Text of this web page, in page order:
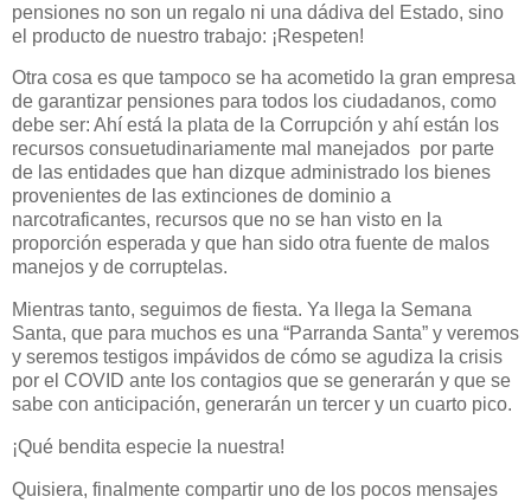
pensiones no son un regalo ni una dádiva del Estado, sino
el producto de nuestro trabajo: ¡Respeten!
Otra cosa es que tampoco se ha acometido la gran empresa
de garantizar pensiones para todos los ciudadanos, como
debe ser: Ahí está la plata de la Corrupción y ahí están los
recursos consuetudinariamente mal manejados por parte
de las entidades que han dizque administrado los bienes
provenientes de las extinciones de dominio a
narcotraficantes, recursos que no se han visto en la
proporción esperada y que han sido otra fuente de malos
manejos y de corruptelas.
Mientras tanto, seguimos de fiesta. Ya llega la Semana
Santa, que para muchos es una “Parranda Santa” y veremos
y seremos testigos impávidos de cómo se agudiza la crisis
por el COVID ante los contagios que se generarán y que se
sabe con anticipación, generarán un tercer y un cuarto pico.
¡Qué bendita especie la nuestra!
Quisiera, finalmente compartir uno de los pocos mensajes